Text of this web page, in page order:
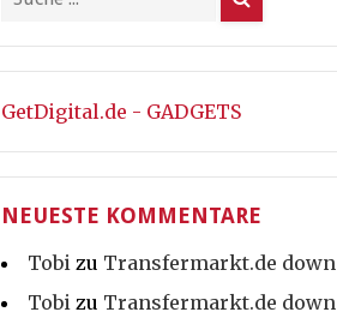
GetDigital.de - GADGETS
NEUESTE KOMMENTARE
Tobi zu Transfermarkt.de down
Tobi zu Transfermarkt.de down